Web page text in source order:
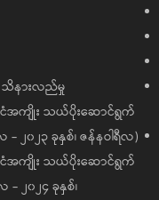
နားလည်မှု
ငံအကျိုး သယ်ပိုးဆောင်ရွက်
- ၂၀၂၃ ခုနှစ်၊ ဇန်နဝါရီလ)
ငံအကျိုး သယ်ပိုးဆောင်ရွက်
- ၂၀၂၄ ခုနှစ်၊